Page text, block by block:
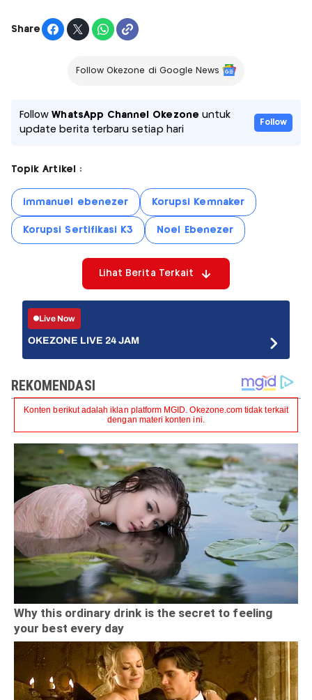
Share
Follow Okezone di Google News
FollowWhatsApp Channel Okezone untuk
update berita terbaru setiap hari
Follow
Topik Artikel :
immanuel ebenezer Korupsi Kemnaker
Korupsi Sertifikasi K3 Noel Ebenezer
Lihat Berita Terkait
Live Now
OKEZONE LIVE 24 JAM